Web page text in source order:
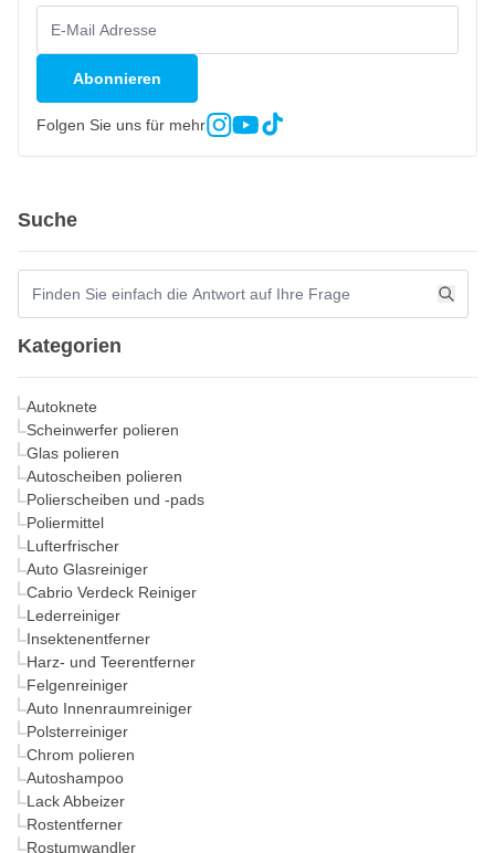
Abonnieren
Folgen Sie uns für mehr
Suche
Kategorien
Autoknete
Scheinwerfer polieren
Glas polieren
Autoscheiben polieren
Polierscheiben und -pads
Poliermittel
Lufterfrischer
Auto Glasreiniger
Cabrio Verdeck Reiniger
Lederreiniger
Insektenentferner
Harz- und Teerentferner
Felgenreiniger
Auto Innenraumreiniger
Polsterreiniger
Chrom polieren
Autoshampoo
Lack Abbeizer
Rostentferner
Rostumwandler